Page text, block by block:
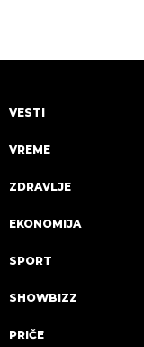
VESTI
VREME
ZDRAVLJE
EKONOMIJA
SPORT
SHOWBIZZ
PRIČE